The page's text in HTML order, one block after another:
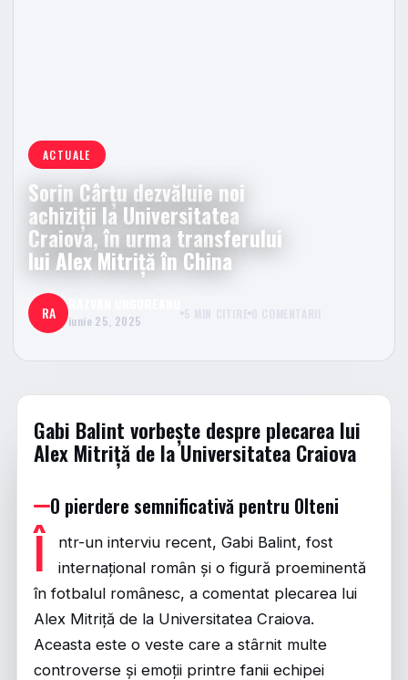
ACTUALE
Sorin Cârțu dezvăluie noi
achiziții la Universitatea
Craiova, în urma transferului
lui Alex Mitriță în China
RA iunie 25, 2025 5 MIN CITIRE 0 COMENTARII
Gabi Balint vorbește despre plecarea lui
Alex Mitriță de la Universitatea Craiova
O pierdere semnificativă pentru Olteni
Î
ntr-un interviu recent, Gabi Balint, fost
internațional român și o figură proeminentă
în fotbalul românesc, a comentat plecarea lui
Alex Mitriță de la Universitatea Craiova.
Aceasta este o veste care a stârnit multe
controverse și emoții printre fanii echipei